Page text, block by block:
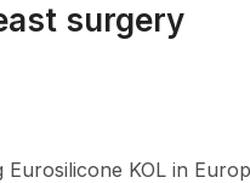
surgery
KOL in